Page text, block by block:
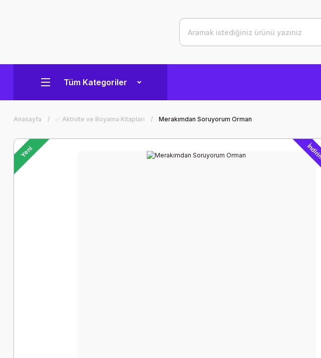
Tüm Kategoriler
Anasayfa ✅ Aktivite ve Boyama Kitapları Merakımdan Soruyorum Orman
Yeni